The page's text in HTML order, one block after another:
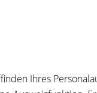
Ihres